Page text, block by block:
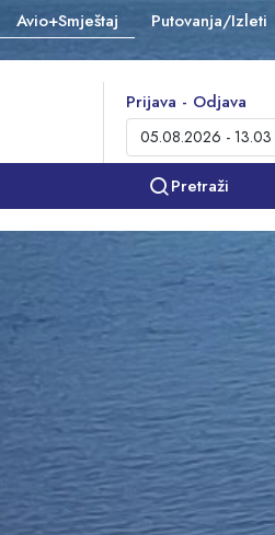
Avio+Smještaj Putovanja/Izleti
Prijava - Odjava
Pretraži